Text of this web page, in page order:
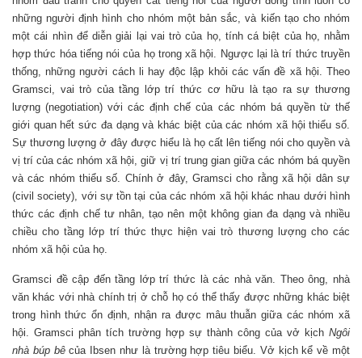
những người định hình cho nhóm một bản sắc, và kiến tạo cho nhóm
một cái nhìn để diễn giải lại vai trò của họ, tính cá biệt của họ, nhằm
hợp thức hóa tiếng nói của họ trong xã hội. Ngược lại là trí thức truyền
thống, những người cách li hay độc lập khỏi các vấn đề xã hội. Theo
Gramsci, vai trò của tầng lớp trí thức cơ hữu là tạo ra sự thương
lượng (negotiation) với các định chế của các nhóm bá quyền từ thế
giới quan hết sức đa dạng và khác biệt của các nhóm xã hội thiểu số.
Sự thương lượng ở đây được hiểu là họ cất lên tiếng nói cho quyền và
vị trí của các nhóm xã hội, giữ vị trí trung gian giữa các nhóm bá quyền
và các nhóm thiểu số. Chính ở đây, Gramsci cho rằng xã hội dân sự
(civil society), với sự tồn tại của các nhóm xã hội khác nhau dưới hình
thức các định chế tư nhân, tạo nên một không gian đa dạng và nhiều
chiều cho tầng lớp trí thức thực hiện vai trò thương lượng cho các
nhóm xã hội của họ.
Gramsci đề cập đến tầng lớp trí thức là các nhà văn. Theo ông, nhà
văn khác với nhà chính trị ở chỗ họ có thể thấy được những khác biệt
trong hình thức ổn định, nhận ra được mâu thuẫn giữa các nhóm xã
hội. Gramsci phân tích trường hợp sự thành công của vở kịch Ngôi
nhà búp bêcủa Ibsen như là trường hợp tiêu biểu. Vở kịch kể về một